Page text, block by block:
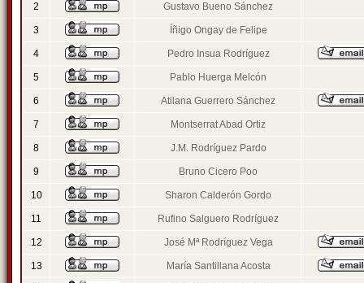
2 Gustavo Bueno Sánchez
3 Íñigo Ongay de Felipe
4 Pedro Insua Rodríguez
5 Pablo Huerga Melcón
6 Atilana Guerrero Sánchez
7 Montserrat Abad Ortiz
8 J.M. Rodríguez Pardo
9 Bruno Cicero Poo
10 Sharon Calderón Gordo
11 Rufino Salguero Rodríguez
12 José Mª Rodríguez Vega
13 María Santillana Acosta